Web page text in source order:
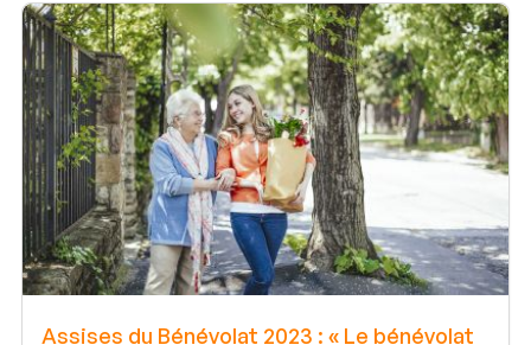
Assises du Bénévolat 2023 : « Le bénévolat